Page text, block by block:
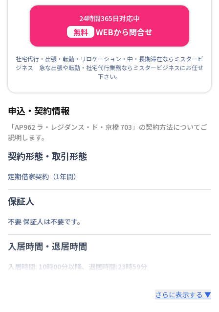
24時間365日対応中
無料 WEBから問合せ
社宅代行・出張・転勤・リロケーション・中・長期滞在ならミスタービ
ジネス 急な出張や転勤・社宅代行業務ならミスタービジネスにお任せ
下さい。
申込・契約情報
「AP962 ラ・レジダンス・ド・京橋 703 」の契約方法についてご
説明します。
契約形態・取引形態
定期借家契約（1年間）
保証人
不要 保証人は不要です。
入居時間・退居時間
入居時間: 10時00分以降、退居時間:23時59分
さらに表示する ▼